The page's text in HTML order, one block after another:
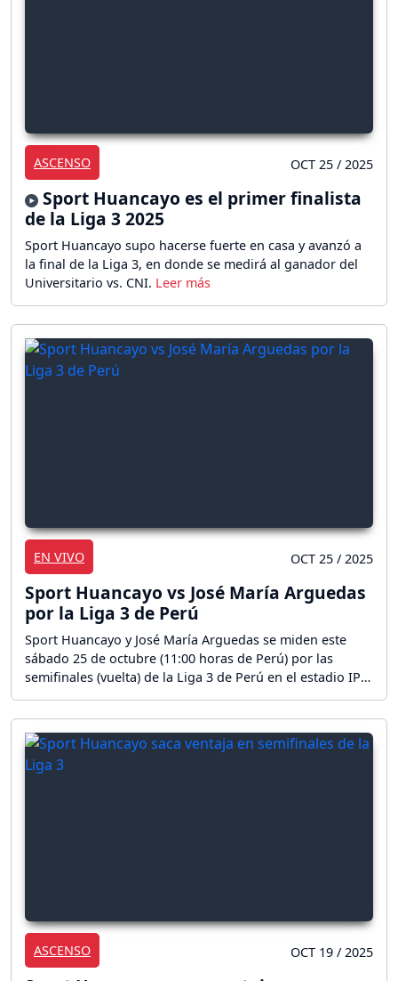
ASCENSO OCT 25 / 2025
Sport Huancayo es el primer finalista
de la Liga 3 2025
Sport Huancayo supo hacerse fuerte en casa y avanzó a
la final de la Liga 3, en donde se medirá al ganador del
Universitario vs. CNI.
EN VIVO OCT 25 / 2025
Sport Huancayo vs José María Arguedas
por la Liga 3 de Perú
Sport Huancayo y José María Arguedas se miden este
sábado 25 de octubre (11:00 horas de Perú) por las
semifinales (vuelta) de la Liga 3 de Perú en el estadio IPD
ASCENSO OCT 19 / 2025